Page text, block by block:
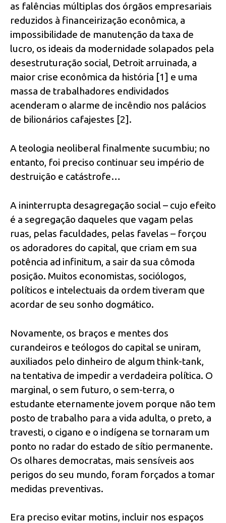
as falências múltiplas dos órgãos empresariais
reduzidos à financeirização econômica, a
impossibilidade de manutenção da taxa de
lucro, os ideais da modernidade solapados pela
desestruturação social, Detroit arruinada, a
maior crise econômica da história [1] e uma
massa de trabalhadores endividados
acenderam o alarme de incêndio nos palácios
de bilionários cafajestes [2].
A teologia neoliberal finalmente sucumbiu; no
entanto, foi preciso continuar seu império de
destruição e catástrofe…
A ininterrupta desagregação social – cujo efeito
é a segregação daqueles que vagam pelas
ruas, pelas faculdades, pelas favelas – forçou
os adoradores do capital, que criam em sua
potência ad infinitum, a sair da sua cômoda
posição. Muitos economistas, sociólogos,
políticos e intelectuais da ordem tiveram que
acordar de seu sonho dogmático.
Novamente, os braços e mentes dos
curandeiros e teólogos do capital se uniram,
auxiliados pelo dinheiro de algum think-tank,
na tentativa de impedir a verdadeira política. O
marginal, o sem futuro, o sem-terra, o
estudante eternamente jovem porque não tem
posto de trabalho para a vida adulta, o preto, a
travesti, o cigano e o indígena se tornaram um
ponto no radar do estado de sítio permanente.
Os olhares democratas, mais sensíveis aos
perigos do seu mundo, foram forçados a tomar
medidas preventivas.
Era preciso evitar motins, incluir nos espaços